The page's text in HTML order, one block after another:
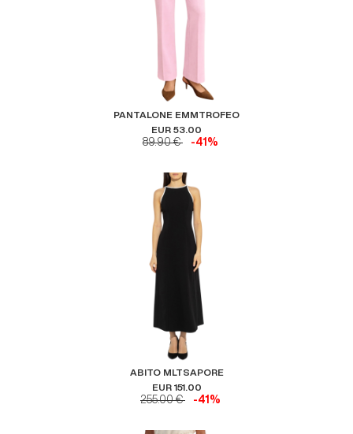
PANTALONE EMMTROFEO
EUR 53.00
89.90 € -41%
ABITO MLTSAPORE
EUR 151.00
255.00 € -41%